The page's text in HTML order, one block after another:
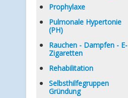
Prophylaxe
Pulmonale Hypertonie
(PH)
Rauchen - Dampfen - E-
Zigaretten
Rehabilitation
Selbsthilfegruppen
Gründung